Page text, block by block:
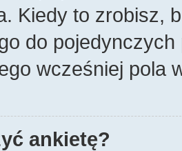
Kiedy to zrobisz,
do
wcześniej pola
ankietę?